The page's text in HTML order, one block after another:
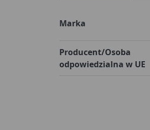
Marka
Producent/Osoba
odpowiedzialna w UE